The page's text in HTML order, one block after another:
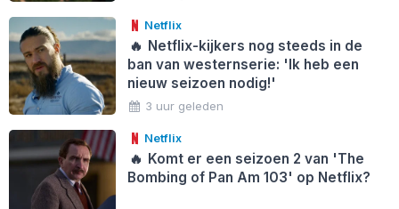
Netflix
🔥 Netflix-kijkers nog steeds in de
ban van westernserie: 'Ik heb een
nieuw seizoen nodig!'
3 uur geleden
Netflix
🔥 Komt er een seizoen 2 van 'The
Bombing of Pan Am 103' op Netflix?